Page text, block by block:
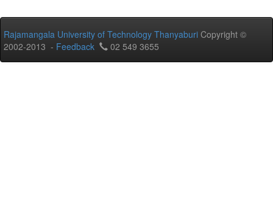
Rajamangala University of Technology Thanyaburi Copyright ©
2002-2013 - Feedback 02 549 3655